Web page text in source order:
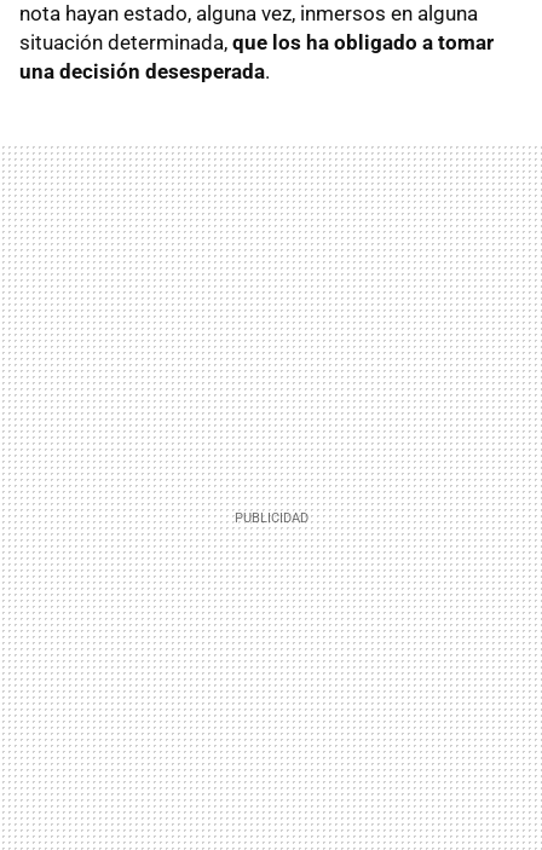
nota hayan estado, alguna vez, inmersos en alguna
situación determinada, que los ha obligado a tomar
una decisión desesperada.